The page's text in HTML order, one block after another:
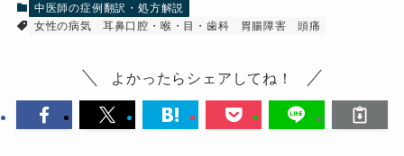
中医師の症例翻訳・処方解説
女性の病気
耳鼻口腔・喉・目・歯科 胃腸障害 頭痛
よかったらシェアしてね！